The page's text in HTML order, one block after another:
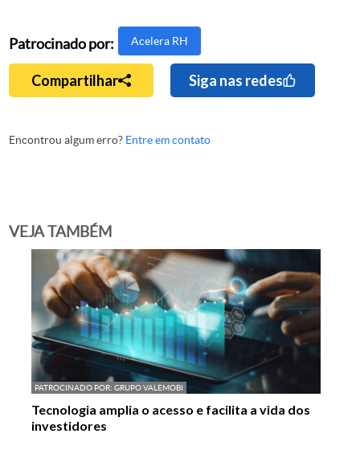
Patrocinado por: Acelera RH
Compartilhar Siga nas redes
Encontrou algum erro? Entre em contato
VEJA TAMBÉM
PATROCINADO POR: GRUPO VALEMOBI
Tecnologia amplia o acesso e facilita a vida dos
investidores